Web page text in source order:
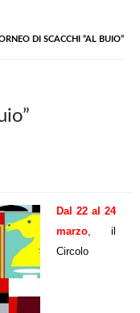
DI SCACCHI “AL BUIO”
Dal 22 al 24
marzo, il
Circolo